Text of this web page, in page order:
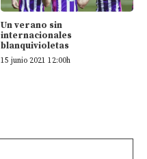
Un verano sin
internacionales
blanquivioletas
15 junio 2021 12:00h